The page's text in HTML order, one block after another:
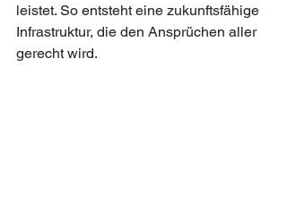
leistet. So entsteht eine zukunftsfähige
Infrastruktur, die den Ansprüchen aller
gerecht wird.